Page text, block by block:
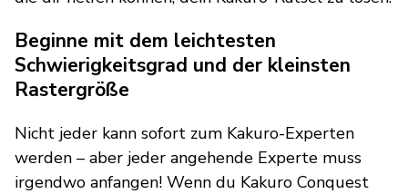
Beginne mit dem leichtesten
Schwierigkeitsgrad und der kleinsten
Rastergröße
Nicht jeder kann sofort zum Kakuro-Experten
werden – aber jeder angehende Experte muss
irgendwo anfangen! Wenn du Kakuro Conquest